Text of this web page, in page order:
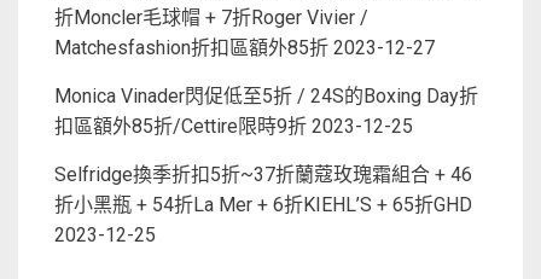
折Moncler毛球帽 + 7折Roger Vivier /
Matchesfashion折扣區額外85折 2023-12-27
Monica Vinader閃促低至5折 / 24S的Boxing Day折
扣區額外85折/Cettire限時9折 2023-12-25
Selfridge換季折扣5折~37折蘭蔻玫瑰霜組合 + 46
折小黑瓶 + 54折La Mer + 6折KIEHL’S + 65折GHD
2023-12-25